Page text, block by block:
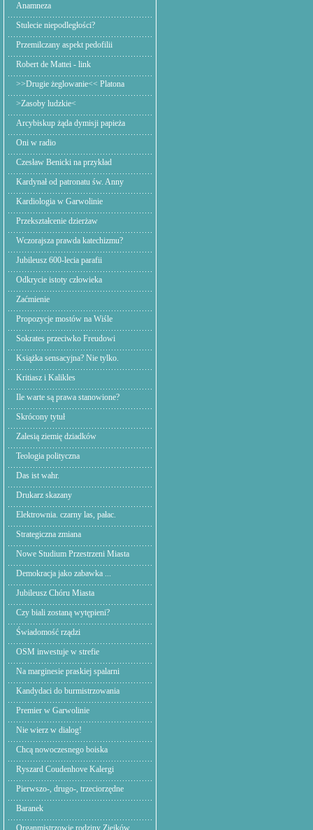
Anamneza
Stulecie niepodległości?
Przemilczany aspekt pedofilii
Robert de Mattei - link
>>Drugie żeglowanie<< Platona
>Zasoby ludzkie<
Arcybiskup żąda dymisji papieża
Oni w radio
Czesław Benicki na przykład
Kardynał od patronatu św. Anny
Kardiologia w Garwolinie
Przekształcenie dzierżaw
Wczorajsza prawda katechizmu?
Jubileusz 600-lecia parafii
Odkrycie istoty człowieka
Zaćmienie
Propozycje mostów na Wiśle
Sokrates przeciwko Freudowi
Książka sensacyjna? Nie tylko.
Kritiasz i Kalikles
Ile warte są prawa stanowione?
Skrócony tytuł
Zalesią ziemię dziadków
Teologia polityczna
Das ist wahr.
Drukarz skazany
Elektrownia. czarny las, pałac.
Strategiczna zmiana
Nowe Studium Przestrzeni Miasta
Demokracja jako zabawka ...
Jubileusz Chóru Miasta
Czy biali zostaną wytępieni?
Świadomość rządzi
OSM inwestuje w strefie
Na marginesie praskiej spalarni
Kandydaci do burmistrzowania
Premier w Garwolinie
Nie wierz w dialog!
Chcą nowoczesnego boiska
Ryszard Coudenhove Kalergi
Pierwszo-, drugo-, trzeciorzędne
Baranek
Organmistrzowie rodziny Ziejków